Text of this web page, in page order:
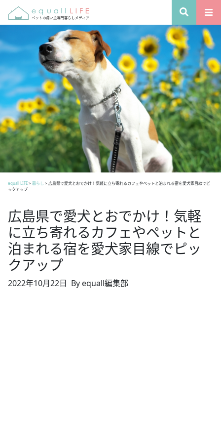
equall LIFE> 暮らし > 広島県で愛犬とおでかけ！気軽に立ち寄れるカフェやペットと泊まれる宿を愛犬家目線でピ
ックアップ
広島県で愛犬とおでかけ！気軽
に立ち寄れるカフェやペットと
泊まれる宿を愛犬家目線でピッ
クアップ
2022年10月22日 By equall編集部